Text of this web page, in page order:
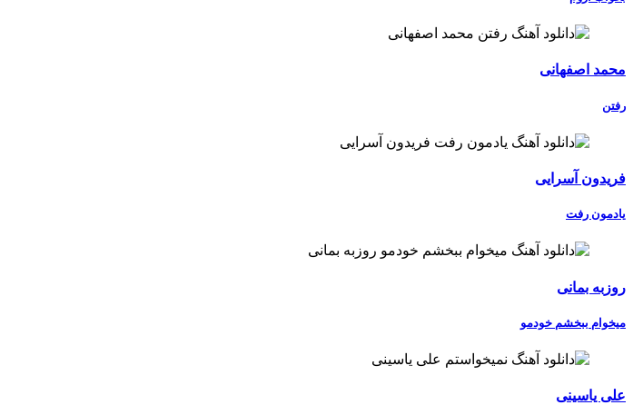
محمد اصفهانی
رفتن
فریدون آسرایی
یادمون رفت
روزبه بمانی
میخوام ببخشم خودمو
علی یاسینی